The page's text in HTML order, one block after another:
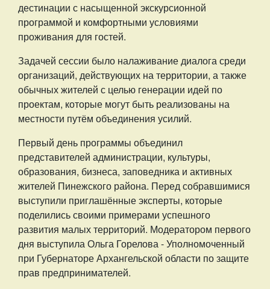
дестинации с насыщенной экскурсионной
программой и комфортными условиями
проживания для гостей.
Задачей сессии было налаживание диалога среди
организаций, действующих на территории, а также
обычных жителей с целью генерации идей по
проектам, которые могут быть реализованы на
местности путём объединения усилий.
Первый день программы объединил
представителей администрации, культуры,
образования, бизнеса, заповедника и активных
жителей Пинежского района. Перед собравшимися
выступили приглашённые эксперты, которые
поделились своими примерами успешного
развития малых территорий. Модератором первого
дня выступила Ольга Горелова - Уполномоченный
при Губернаторе Архангельской области по защите
прав предпринимателей.